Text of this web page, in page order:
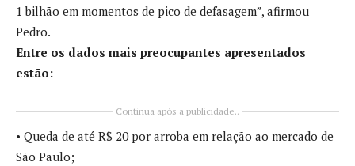
1 bilhão em momentos de pico de defasagem”, afirmou
Pedro.
Entre os dados mais preocupantes apresentados
estão:
Continua após a publicidade..
• Queda de até R$ 20 por arroba em relação ao mercado de
São Paulo;